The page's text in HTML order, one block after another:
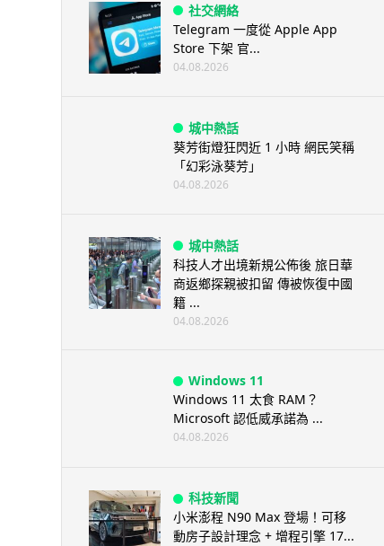
社交網絡
Telegram 一度從 Apple App
Store 下架 官...
04.08.2026
城中熱話
葵芳街燈狂閃近 1 小時 網民笑稱
「幻彩泳葵芳」
04.08.2026
城中熱話
科技人才出境新規公佈後 旅日華
商返鄉探親被扣留 傳被恢復中國
籍 ...
04.08.2026
Windows 11
Windows 11 太食 RAM？
Microsoft 認低威承諾為 ...
04.08.2026
科技新聞
小米澎程 N90 Max 登場！可移
動房子設計理念 + 增程引擎 17...